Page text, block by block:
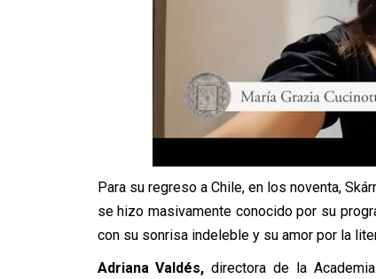
Para su regreso a Chile, en los noventa,
se hizo masivamente conocido por su
con su sonrisa indeleble y su amor por la
Adriana Valdés, directora de la